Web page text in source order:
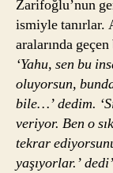
Zarifoğlu’nun
ismiyle tanırlar.
aralarında
‘Yahu, sen bu
oluyorsun,
bile…’ dedim.
veriyor. Ben o
tekrar
yaşıyorlar.’